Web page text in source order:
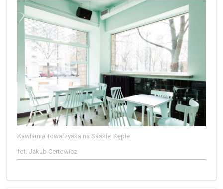
Kawiarnia Towarzyska na Saskiej Kępie
fot. Jakub Certowicz